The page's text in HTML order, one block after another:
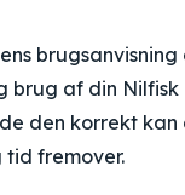
af din
den korrekt
fremover.